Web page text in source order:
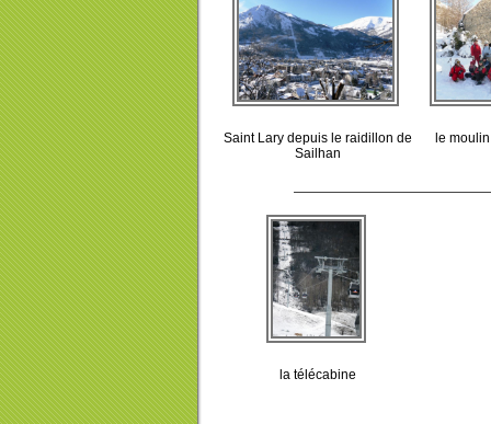
Saint Lary depuis le raidillon de
Sailhan
le
la télécabine